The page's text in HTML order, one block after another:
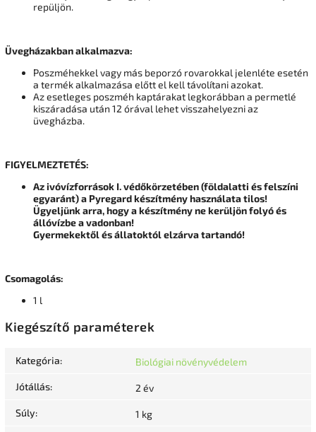
repüljön.
Üvegházakban alkalmazva:
Poszméhekkel vagy más beporzó rovarokkal jelenléte esetén
a termék alkalmazása előtt el kell távolítani azokat.
Az esetleges poszméh kaptárakat legkorábban a permetlé
kiszáradása után 12 órával lehet visszahelyezni az
üvegházba.
FIGYELMEZTETÉS:
Az ivóvízforrások I. védőkörzetében (földalatti és felszíni
egyaránt) a Pyregard készítmény használata tilos!
Ügyeljünk arra, hogy a készítmény ne kerüljön folyó és
állóvízbe a vadonban!
Gyermekektől és állatoktól elzárva tartandó!
Csomagolás:
1 l
Kiegészítő paraméterek
Kategória: Biológiai növényvédelem
Jótállás: 2 év
Súly: 1 kg